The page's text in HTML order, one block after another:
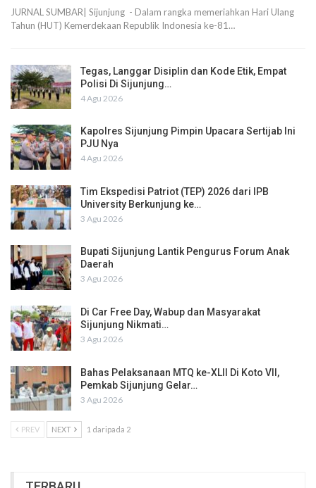
JURNAL SUMBAR| Sijunjung - Dalam rangka memeriahkan Hari Ulang
Tahun (HUT) Kemerdekaan Republik Indonesia ke-81…
Tegas, Langgar Disiplin dan Kode Etik, Empat
Polisi Di Sijunjung…
4 Agu 2026
Kapolres Sijunjung Pimpin Upacara Sertijab Ini
PJU Nya
4 Agu 2026
Tim Ekspedisi Patriot (TEP) 2026 dari IPB
University Berkunjung ke…
3 Agu 2026
Bupati Sijunjung Lantik Pengurus Forum Anak
Daerah
3 Agu 2026
Di Car Free Day, Wabup dan Masyarakat
Sijunjung Nikmati…
3 Agu 2026
Bahas Pelaksanaan MTQ ke-XLII Di Koto VII,
Pemkab Sijunjung Gelar…
3 Agu 2026
PREV NEXT 1 daripada 2